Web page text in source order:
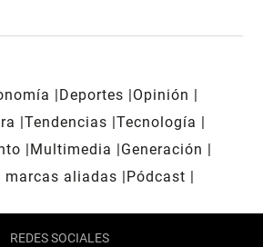
Deportes
Opinión
Tendencias Tecnología
Multimedia
Generación
marcas aliadas
Pódcast
REDES SOCIALES